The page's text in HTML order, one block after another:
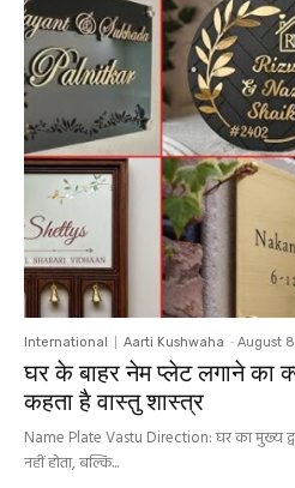
International Aarti Kushwaha - August
घर के बाहर नेम प्लेट लगाने का
कहता है वास्तु शास्त्र
Name Plate Vastu Direction: घर का मुख्य
नहीं होता, बल्कि...